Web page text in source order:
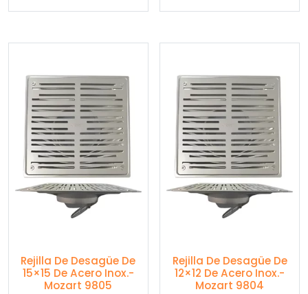
Rejilla De Desagüe De
15×15 De Acero Inox.-
Mozart 9805
Rejilla De Desagüe De
12×12 De Acero Inox.-
Mozart 9804